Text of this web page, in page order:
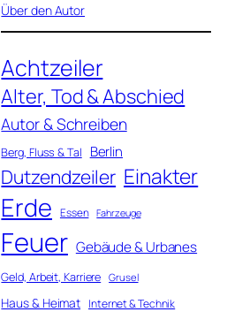
Über den Autor
Achtzeiler
Alter, Tod & Abschied
Autor & Schreiben
Berg, Fluss & Tal Berlin
Dutzendzeiler Einakter
Erde Essen Fahrzeuge
Feuer Gebäude & Urbanes
Geld, Arbeit, Karriere Grusel
Haus & Heimat Internet & Technik